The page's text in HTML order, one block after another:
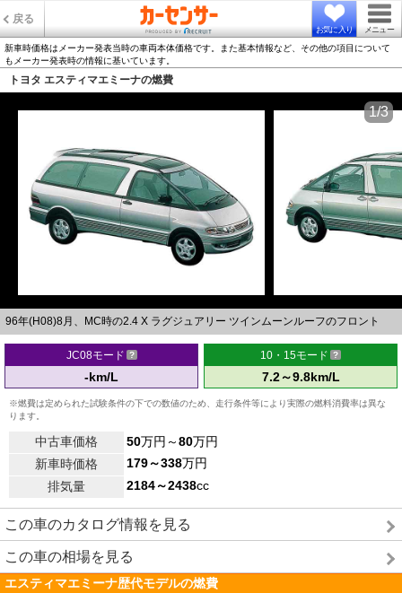
戻る
お気に入り メニュー
新車時価格はメーカー発表当時の車両本体価格です。また基本情報など、その他の項目について
もメーカー発表時の情報に基いています。
トヨタ エスティマエミーナの燃費
96年(H08)8月、MC時の2.4 X ラグジュアリー ツインムーンルーフのフロント
1/3
JC08モード
-km/L
10・15モード
7.2～9.8km/L
※燃費は定められた試験条件の下での数値のため、走行条件等により実際の燃料消費率は異な
ります。
中古車価格 50万円～80万円
新車時価格
179～338万円
排気量
2184～2438cc
この車のカタログ情報を見る
この車の相場を見る
エスティマエミーナ歴代モデルの燃費